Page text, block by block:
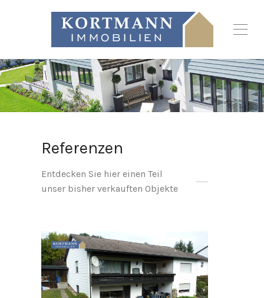
Referenzen
Entdecken Sie hier einen Teil
unser bisher verkauften Objekte